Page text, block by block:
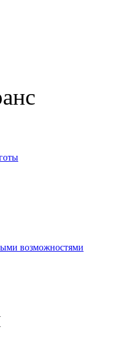
возможностями